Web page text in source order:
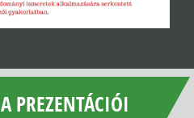
PREZENTÁCIÓI